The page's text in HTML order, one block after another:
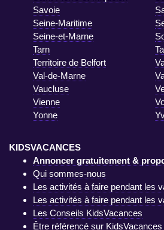
Savoie
Seine-Maritime
Seine-et-Marne
Tarn
Territoire de Belfort
Val-de-Marne
Vaucluse
Vienne
Yonne
KIDSVACANCES
Annoncer gratuitement &
Qui sommes-nous
Les activités à faire pendant les
Les activités à faire pendant les
Les Conseils KidsVacances
Être référencé sur KidsVacances